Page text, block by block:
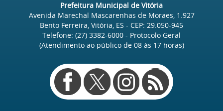
Prefeitura Municipal de Vitória
Avenida Marechal Mascarenhas de Moraes, 1.927
Bento Ferreira, Vitória, ES - CEP: 29.050-945
Telefone: (27) 3382-6000 - Protocolo Geral
(Atendimento ao público de 08às 17horas)